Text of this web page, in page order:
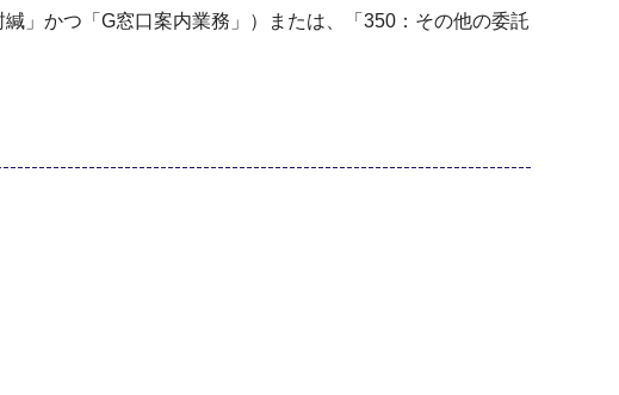
」かつ「G窓口案内業務」）または、「350：その他の委託